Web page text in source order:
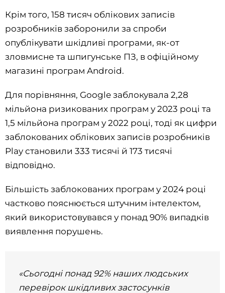
Крім того, 158 тисяч облікових записів
розробників заборонили за спроби
опублікувати шкідливі програми, як-от
зловмисне та шпигунське ПЗ, в офіційному
магазині програм Android.
Для порівняння, Google заблокувала 2,28
мільйона ризикованих програм у 2023 році та
1,5 мільйона програм у 2022 році, тоді як цифри
заблокованих облікових записів розробників
Play становили 333 тисячі й 173 тисячі
відповідно.
Більшість заблокованих програм у 2024 році
частково пояснюється штучним інтелектом,
який використовувався у понад 90% випадків
виявлення порушень.
«Сьогодні понад 92% наших людських
перевірок шкідливих застосунків